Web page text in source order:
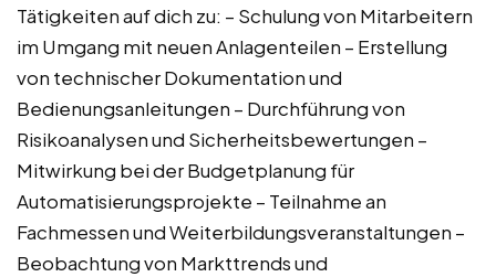
Tätigkeiten auf dich zu: – Schulung von Mitarbeitern
im Umgang mit neuen Anlagenteilen – Erstellung
von technischer Dokumentation und
Bedienungsanleitungen – Durchführung von
Risikoanalysen und Sicherheitsbewertungen –
Mitwirkung bei der Budgetplanung für
Automatisierungsprojekte – Teilnahme an
Fachmessen und Weiterbildungsveranstaltungen –
Beobachtung von Markttrends und